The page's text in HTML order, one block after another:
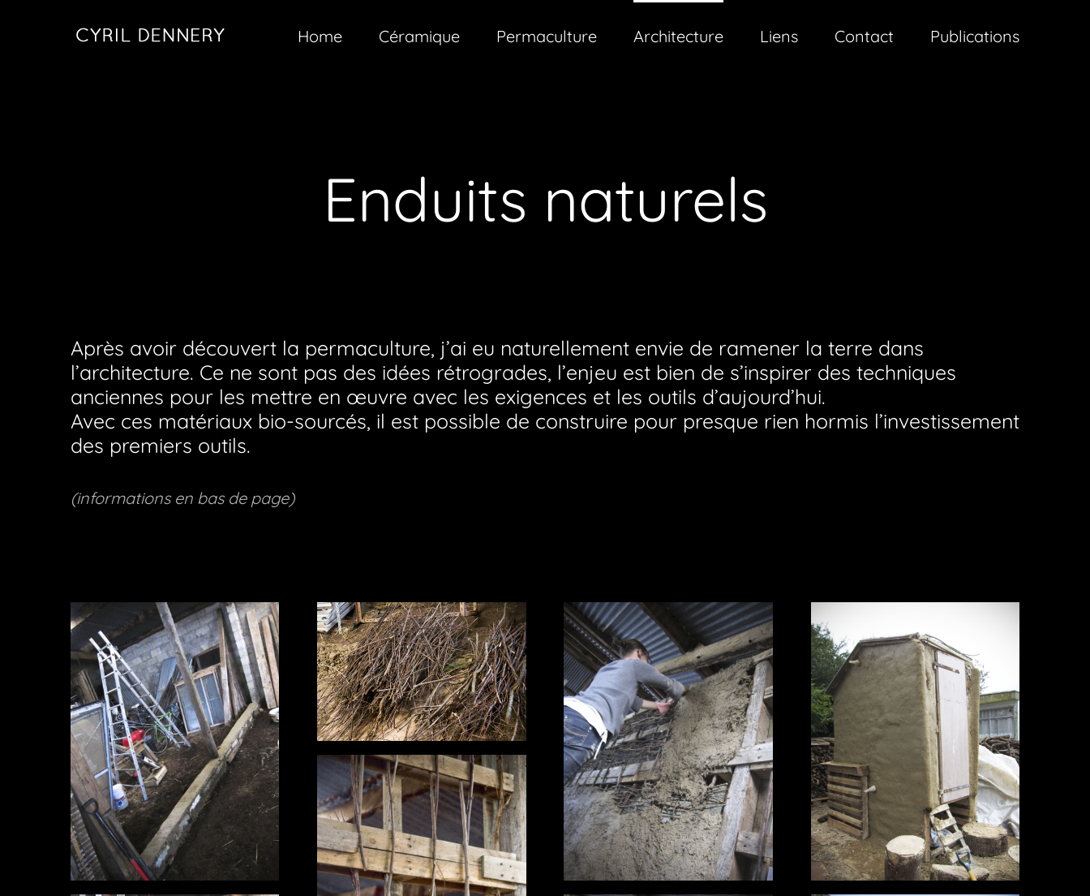
Home Céramique Permaculture Architecture Liens Contact Publications
Enduits naturels
Après avoir découvert la permaculture, j’ai eu naturellement envie de ramener la terre dans
l’architecture. Ce ne sont pas des idées rétrogrades, l’enjeu est bien de s’inspirer des techniques
anciennes pour les mettre en œuvre avec les exigences et les outils d’aujourd’hui.
Avec ces matériaux bio-sourcés, il est possible de construire pour presque rien hormis l’investissement
des premiers outils.
(informations en bas de page)